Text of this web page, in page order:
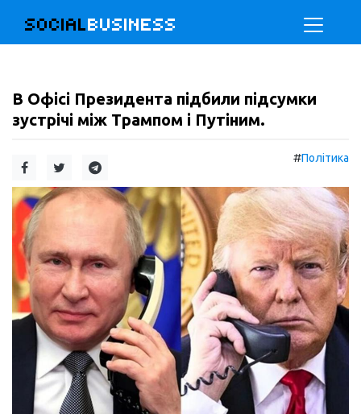
SOCIALBUSINESS
В Офісі Президента підбили підсумки
зустрічі між Трампом і Путіним.
#Політика